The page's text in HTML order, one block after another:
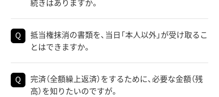
続きはありますか。
抵当権抹消の書類を、当日「本人以外」が受け取るこ
とはできますか。
完済（全額繰上返済）をするために、必要な金額（残
高）を知りたいのですが。